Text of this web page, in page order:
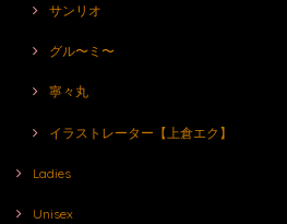
サンリオ
グル〜ミ〜
寧々丸
イラストレーター【上倉エク】
Ladies
Unisex